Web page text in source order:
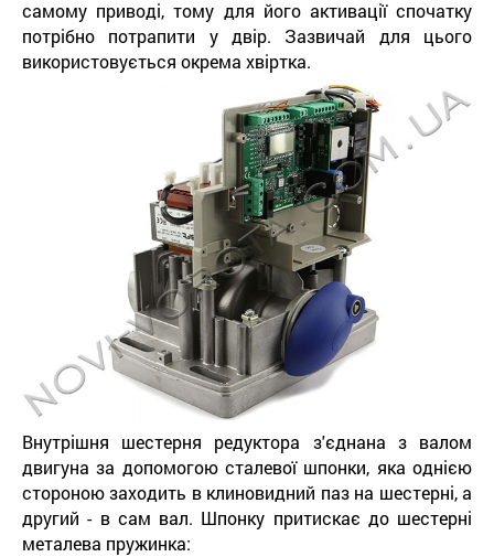
самому приводі, тому для його активації спочатку
потрібно потрапити у двір. Зазвичай для цього
використовується окрема хвіртка.
Внутрішня шестерня редуктора з'єднана з валом
двигуна за допомогою сталевої шпонки, яка однією
стороною заходить в клиновидний паз на шестерні, а
другий - в сам вал. Шпонку притискає до шестерні
металева пружинка: